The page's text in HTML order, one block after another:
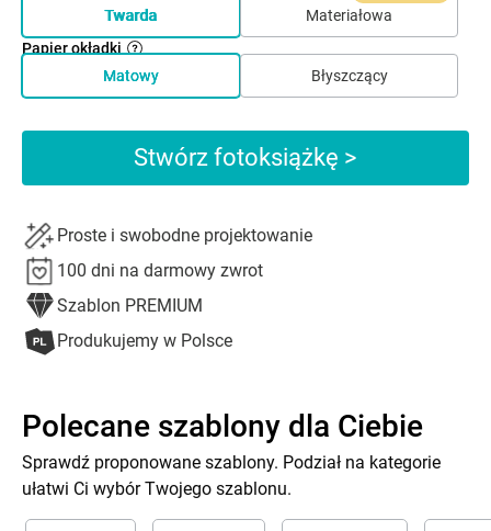
Twarda
Materiałowa
Papier okładki
Matowy
Błyszczący
Stwórz fotoksiążkę >
Proste i swobodne projektowanie
100 dni na darmowy zwrot
Szablon PREMIUM
Produkujemy w Polsce
Polecane szablony dla Ciebie
Sprawdź proponowane szablony. Podział na kategorie
ułatwi Ci wybór Twojego szablonu.